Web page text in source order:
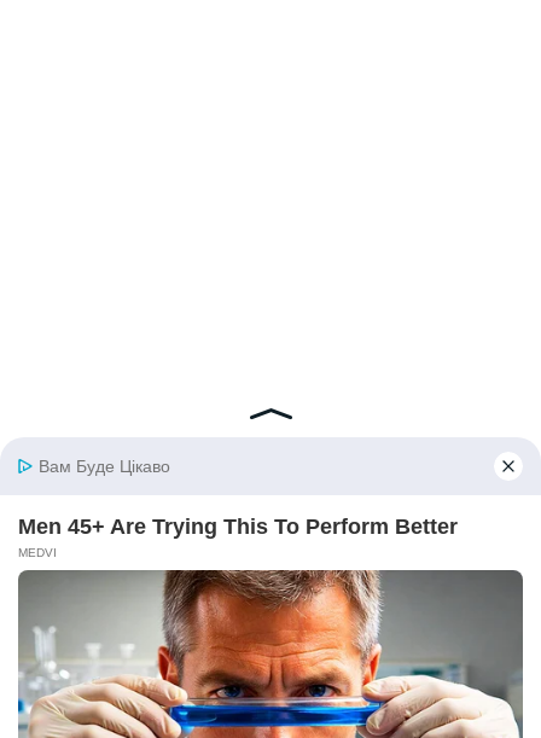
© 2026 iBilingua
Політика конфіденційності та умови користування
сайтом (Privacy Policy)